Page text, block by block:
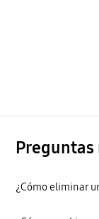
¿Cómo eliminar